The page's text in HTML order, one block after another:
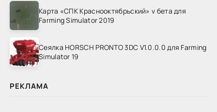
Карта «СПК Краснооктябрьский» v бета для
Farming Simulator 2019
Сеялка HORSCH PRONTO 3DC V1.0.0.0 для Farming
Simulator 19
РЕКЛАМА